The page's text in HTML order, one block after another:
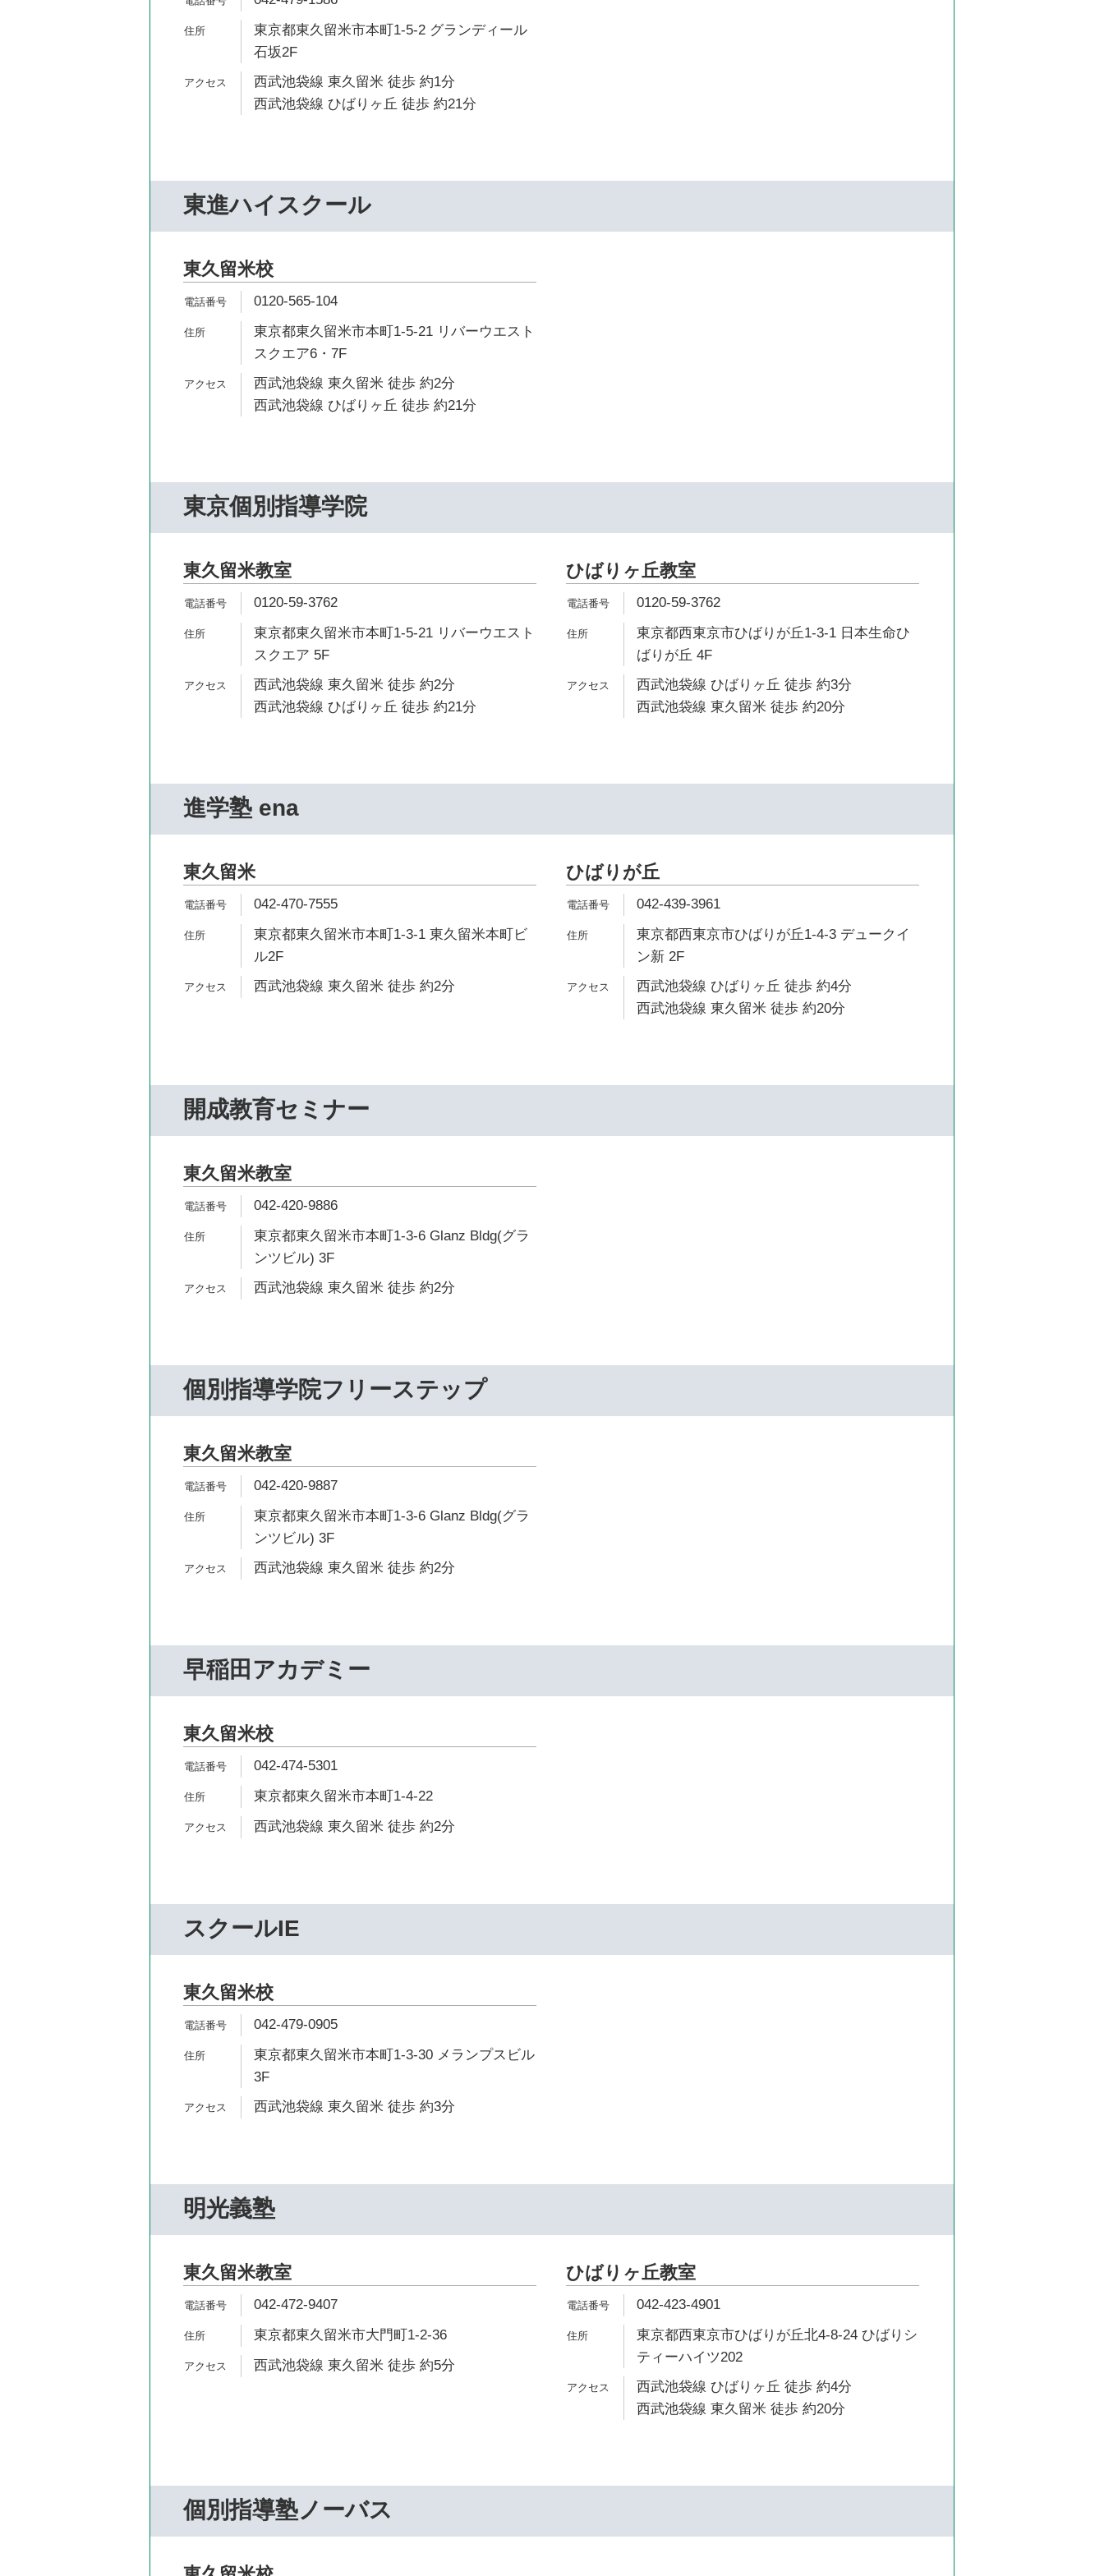
東京都東久留米市本町1-5-2 グランディール
石坂2F
西武池袋線 東久留米 徒歩 約1分
西武池袋線 ひばりヶ丘 徒歩 約21分
東進ハイスクール
東久留米校
0120-565-104
東京都東久留米市本町1-5-21 リバーウエスト
スクエア6・7F
西武池袋線 東久留米 徒歩 約2分
西武池袋線 ひばりヶ丘 徒歩 約21分
東京個別指導学院
東久留米教室
0120-59-3762
東京都東久留米市本町1-5-21 リバーウエスト
スクエア 5F
西武池袋線 東久留米 徒歩 約2分
西武池袋線 ひばりヶ丘 徒歩 約21分
ひばりヶ丘教室
0120-59-3762
東京都西東京市ひばりが丘1-3-1 日本生命ひ
ばりが丘 4F
西武池袋線 ひばりヶ丘 徒歩 約3分
西武池袋線 東久留米 徒歩 約20分
進学塾 ena
東久留米
042-470-7555
東京都東久留米市本町1-3-1 東久留米本町ビ
ル2F
西武池袋線 東久留米 徒歩 約2分
ひばりが丘
042-439-3961
東京都西東京市ひばりが丘1-4-3 デュークイ
ン新 2F
西武池袋線 ひばりヶ丘 徒歩 約4分
西武池袋線 東久留米 徒歩 約20分
開成教育セミナー
東久留米教室
042-420-9886
東京都東久留米市本町1-3-6 Glanz Bldg(グラ
ンツビル) 3F
西武池袋線 東久留米 徒歩 約2分
個別指導学院フリーステップ
東久留米教室
042-420-9887
東京都東久留米市本町1-3-6 Glanz Bldg(グラ
ンツビル) 3F
西武池袋線 東久留米 徒歩 約2分
早稲田アカデミー
東久留米校
042-474-5301
東京都東久留米市本町1-4-22
西武池袋線 東久留米 徒歩 約2分
スクールIE
東久留米校
042-479-0905
東京都東久留米市本町1-3-30 メランプスビル
3F
西武池袋線 東久留米 徒歩 約3分
明光義塾
東久留米教室
042-472-9407
東京都東久留米市大門町1-2-36
西武池袋線 東久留米 徒歩 約5分
ひばりヶ丘教室
042-423-4901
東京都西東京市ひばりが丘北4-8-24 ひばりシ
ティーハイツ202
西武池袋線 ひばりヶ丘 徒歩 約4分
西武池袋線 東久留米 徒歩 約20分
個別指導塾ノーバス